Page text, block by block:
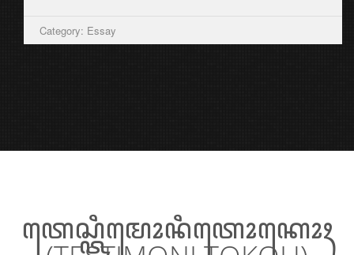
Category: Essay
ꦠꦺꦱ꧀ꦠꦶꦩꦺꦴꦤꦶꦠꦺꦴꦏꦺꦴꦃ